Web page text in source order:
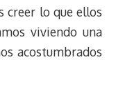
creer lo que ellos
viviendo una
acostumbrados